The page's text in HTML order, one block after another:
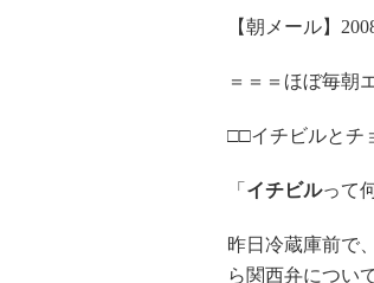
【朝メール】
＝＝＝ほぼ毎朝
□□イチビルとチ
「 イチビルって
昨日冷蔵庫前で
ら関西弁につい